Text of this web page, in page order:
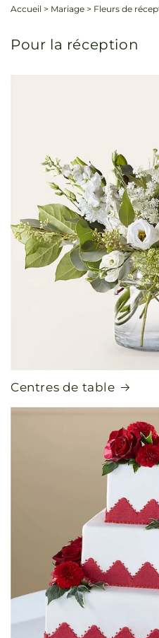
Accueil > Mariage > Fleurs de
Pour la réception
Centres de table